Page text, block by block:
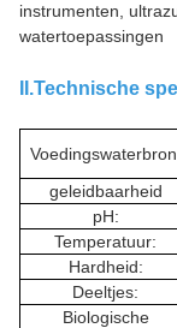
instrumenten,
watertoepassingen
II.Technische
geleidbaarheid
pH:
Temperatuur:
Hardheid:
Deeltjes:
Biologische